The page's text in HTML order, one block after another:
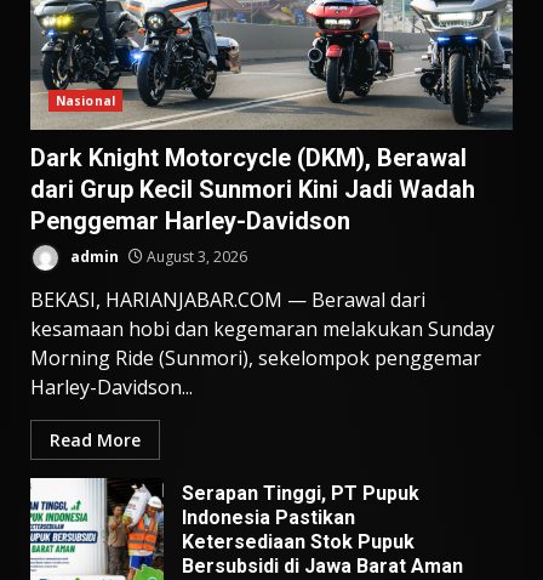
Nasional
Dark Knight Motorcycle (DKM), Berawal
dari Grup Kecil Sunmori Kini Jadi Wadah
Penggemar Harley-Davidson
admin August 3, 2026
BEKASI, HARIANJABAR.COM — Berawal dari
kesamaan hobi dan kegemaran melakukan Sunday
Morning Ride (Sunmori), sekelompok penggemar
Harley-Davidson...
Read More
Serapan Tinggi, PT Pupuk
Indonesia Pastikan
Ketersediaan Stok Pupuk
Bersubsidi di Jawa Barat Aman